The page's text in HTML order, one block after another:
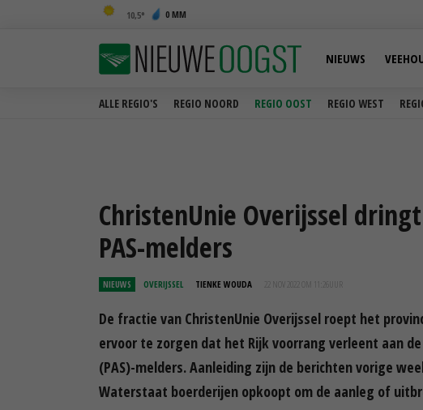
10,5 0 MM
ALLE REGIO'S REGIO NOORD REGIO OOST REGIO WEST
NIEUWS
ChristenUnie Overijssel
PAS-melders
NIEUWS OVERIJSSEL TIENKE WOUDA 22 NOV 2022 OM 11:26
De fractie van ChristenUnie Overijssel roept het
ervoor te zorgen dat het Rijk voorrang verleent aan
(PAS)-melders. Aanleiding zijn de berichten vorige
Waterstaat boerderijen opkoopt om de aanleg of